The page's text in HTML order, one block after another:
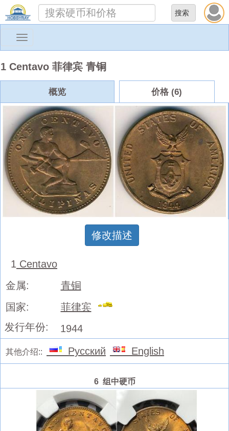
Toggle
1 Centavo 菲律宾 青铜
概览 价格 (6)
修改描述
1 Centavo
金属:
青铜
国家:
菲律宾
发行年份:
1944
其他介绍:: Русский English
6 组中硬币